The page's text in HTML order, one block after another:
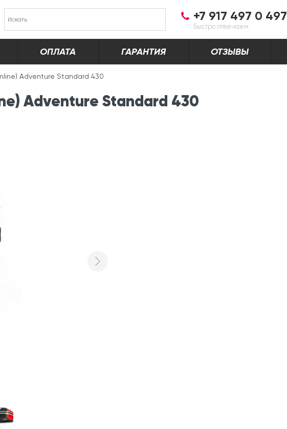
+7 917 497 0 497
Быстро отвечаем
ОПЛАТА ГАРАНТИЯ ОТЗЫВЫ
Adventure Standard 430
Adventure Standard 430